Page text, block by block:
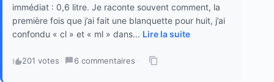
immédiat : 0,6 litre. Je raconte souvent comment, la
première fois que j’ai fait une blanquette pour huit, j’ai
confondu « cl » et « ml » dans... Lire la suite
201 votes · 6 commentaires ·